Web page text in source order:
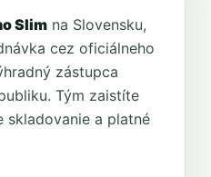
Slim na Slovensku,
cez oficiálneho
zástupca
Tým zaistíte
skladovanie a platné